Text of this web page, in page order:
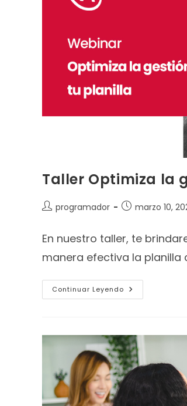
Taller Optimiza la
programador marzo 10,
En nuestro taller, te
manera efectiva la planilla
Continuar Leyendo